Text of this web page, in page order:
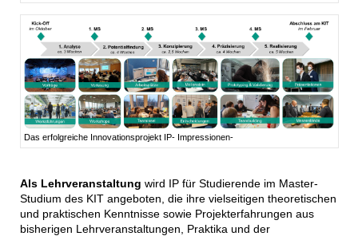
Das erfolgreiche Innovationsprojekt IP- Impressionen-
Als Lehrveranstaltung wird IP für Studierende im Master-
Studium des KIT angeboten, die ihre vielseitigen theoretischen
und praktischen Kenntnisse sowie Projekterfahrungen aus
bisherigen Lehrveranstaltungen, Praktika und der